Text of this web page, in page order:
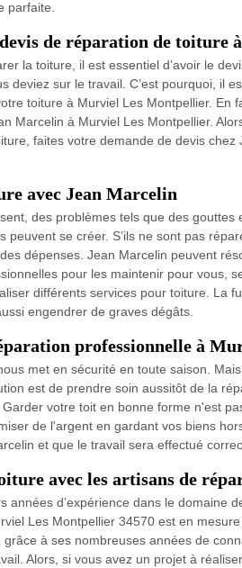
parfaite.
de réparation de toiture
la toiture, il est essentiel d’avoir le
deviez sur le travail. C’est pourquoi, il
toiture à Murviel Les Montpellier. En
Marcelin à Murviel Les Montpellier.
faites votre demande de devis
avec Jean Marcelin
des problèmes tels que des
peuvent se créer. S’ils ne sont pas
dépenses. Jean Marcelin peuvent
pour les maintenir pour vous,
différents services pour toiture. La
engendrer de graves dégâts.
professionnelle à
met en sécurité en toute saison.
est de prendre soin aussitôt de la
votre toit en bonne forme n'est
de l'argent en gardant vos biens
et que le travail sera effectué
avec les artisans de
années d’expérience dans le domaine
Les Montpellier 34570 est en
à ses nombreuses années de
Alors, si vous avez un projet à